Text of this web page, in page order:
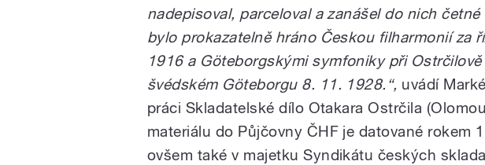
nadepisoval, parceloval a zanášel do nich
bylo prokazatelně hráno Českou filharmonií za
1916 a Göteborgskými symfoniky při
švédském Göteborgu 8. 11. 1928.“, uvádí
práci Skladatelské dílo Otakara Ostrčila
materiálu do Půjčovny ČHF je datované rokem
ovšem také v majetku Syndikátu českých